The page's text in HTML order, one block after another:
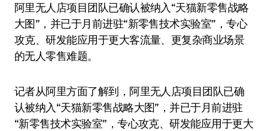
阿里无人店项目团队已确认被纳入“天猫新零售战略
大图”，并已于月前进驻“新零售技术实验室”，专心
攻克、研发能应用于更大客流量、更复杂商业场景
的无人零售难题。
记者从阿里方面了解到，阿里无人店项目团队已确
认被纳入“天猫新零售战略大图”，并已于月前进驻
“新零售技术实验室”，专心攻克、研发能应用于更大